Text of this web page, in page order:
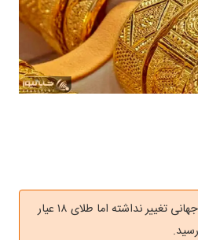
بازار طلا صعودی شد؛ اونس جهانی تغییر نداشته اما طلای ۱۸ عیار